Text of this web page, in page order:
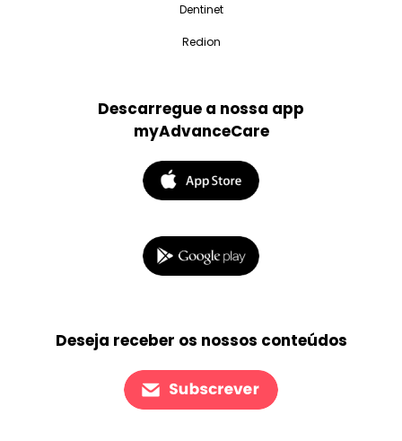
Dentinet
Redion
Descarregue a nossa app
myAdvanceCare
Deseja receber os nossos conteúdos